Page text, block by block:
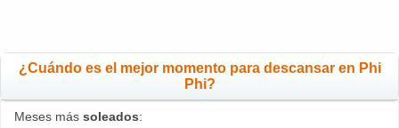
¿Cuándo es el mejor momento para descansar en Phi
Phi?
Meses más soleados: